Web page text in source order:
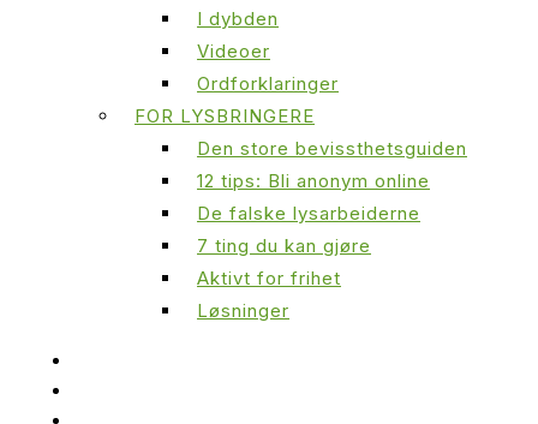
I dybden
Videoer
Ordforklaringer
FOR LYSBRINGERE
Den store bevissthetsguiden
12 tips: Bli anonym online
De falske lysarbeiderne
7 ting du kan gjøre
Aktivt for frihet
Løsninger